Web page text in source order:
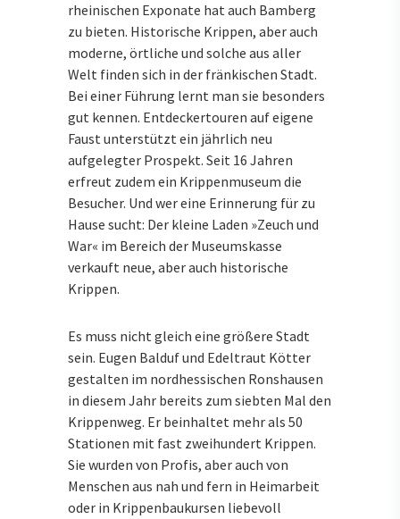
rheinischen Exponate hat auch Bamberg
zu bieten. Historische Krippen, aber auch
moderne, örtliche und solche aus aller
Welt finden sich in der fränkischen Stadt.
Bei einer Führung lernt man sie besonders
gut kennen. Entdeckertouren auf eigene
Faust unterstützt ein jährlich neu
aufgelegter Prospekt. Seit 16 Jahren
erfreut zudem ein Krippenmuseum die
Besucher. Und wer eine Erinnerung für zu
Hause sucht: Der kleine Laden »Zeuch und
War« im Bereich der Museumskasse
verkauft neue, aber auch historische
Krippen.
Es muss nicht gleich eine größere Stadt
sein. Eugen Balduf und Edeltraut Kötter
gestalten im nordhessischen Ronshausen
in diesem Jahr bereits zum siebten Mal den
Krippenweg. Er beinhaltet mehr als 50
Stationen mit fast zweihundert Krippen.
Sie wurden von Profis, aber auch von
Menschen aus nah und fern in Heimarbeit
oder in Krippenbaukursen liebevoll